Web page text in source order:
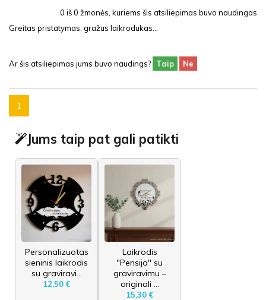
0 iš0 žmonės, kuriems šis atsiliepimas buvo naudingas
Greitas pristatymas, gražus laikrodukas...
Ar šis atsiliepimas jums buvo naudings? Taip Ne
1
Jums taip pat gali patikti
Personalizuotas
sieninis laikrodis
su graviravi...
12,50 €
Laikrodis
"Pensija" su
graviravimu –
originali ...
15,30 €